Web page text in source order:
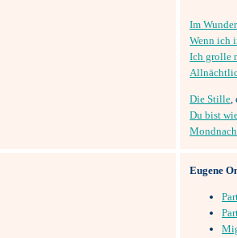
Im
Wenn ich
Ich grolle
Die Stille,
Du bist
Eugene